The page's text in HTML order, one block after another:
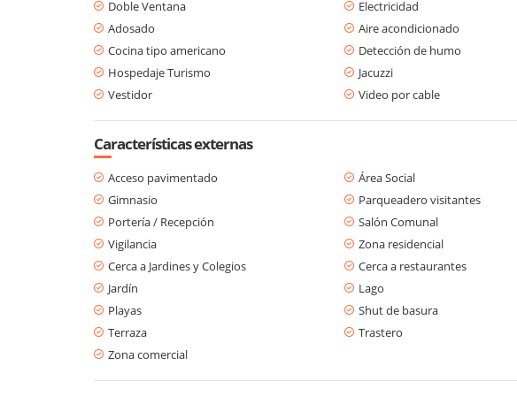
Doble Ventana Electricidad
Adosado
Aire acondicionado
Cocina tipo americano
Detección de humo
Hospedaje Turismo
Jacuzzi
Vestidor
Video por cable
Características externas
Acceso pavimentado Área Social
Gimnasio
Parqueadero visitantes
Portería / Recepción
Salón Comunal
Vigilancia
Zona residencial
Cerca a Jardines y Colegios
Cerca a restaurantes
Jardín
Lago
Playas
Shut de basura
Terraza
Trastero
Zona comercial